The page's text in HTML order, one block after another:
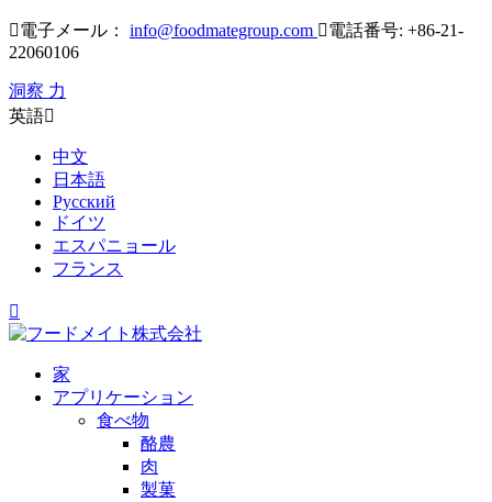
電子メール： info@foodmategroup.com 電話番号: +86-21-
22060106
洞察 力
英語
中文
日本語
Русский
ドイツ
エスパニョール
フランス

家
アプリケーション
食べ物
酪農
肉
製菓